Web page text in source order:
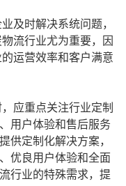
及时解决系统问题，
流行业尤为重要，因
运营效率和客户满意
应重点关注行业定制
用户体验和售后服务
供定制化解决方案，
优良用户体验和全面
行业的特殊需求，提